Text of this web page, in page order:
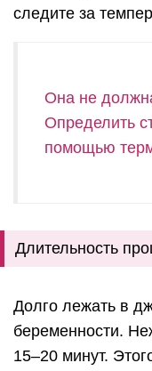
следите за
Она не
Определить
помощью
Длительность
Долго лежать в
беременности.
15–20 минут.